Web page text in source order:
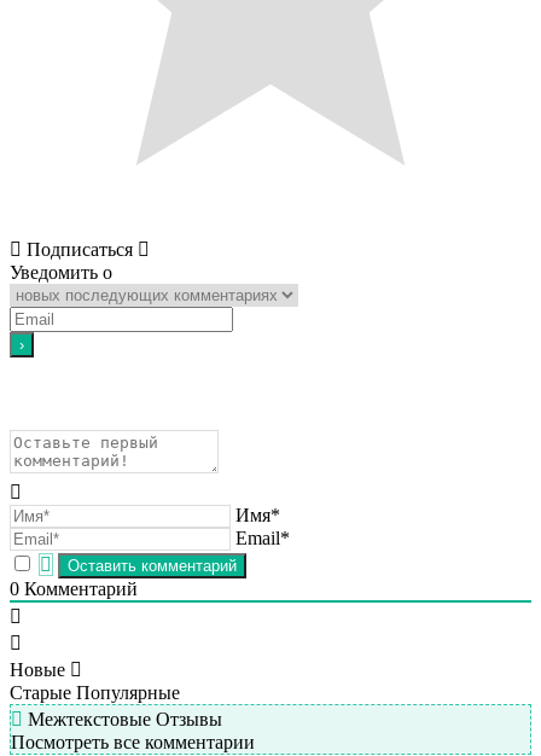
Подписаться
Уведомить о
Имя*
Email*
0 Комментарий
Новые
Старые Популярные
Межтекстовые Отзывы
Посмотреть все комментарии